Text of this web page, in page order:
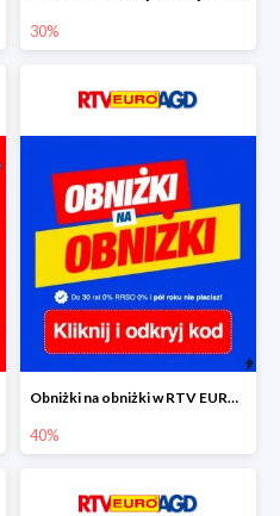
30%
Obniżki na obniżki w RTV EURO AGD do -40%
40%